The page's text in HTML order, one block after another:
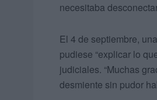
necesitaba
El 4 de septiembre,
pudiese “explicar lo
judiciales. “Muchas
desmiente sin pudor